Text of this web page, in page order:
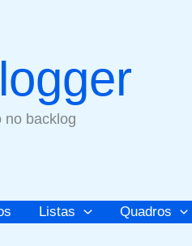
no backlog
Listas Quadros